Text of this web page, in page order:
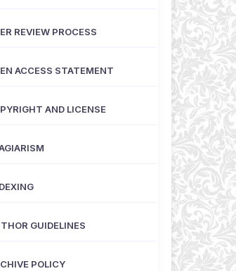
REVIEW PROCESS
ACCESS STATEMENT
AND LICENSE
GUIDELINES
POLICY